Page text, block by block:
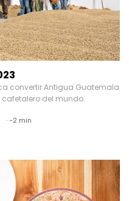
convertir Antigua Guatemala
cafetalero del mundo.
· -2 min